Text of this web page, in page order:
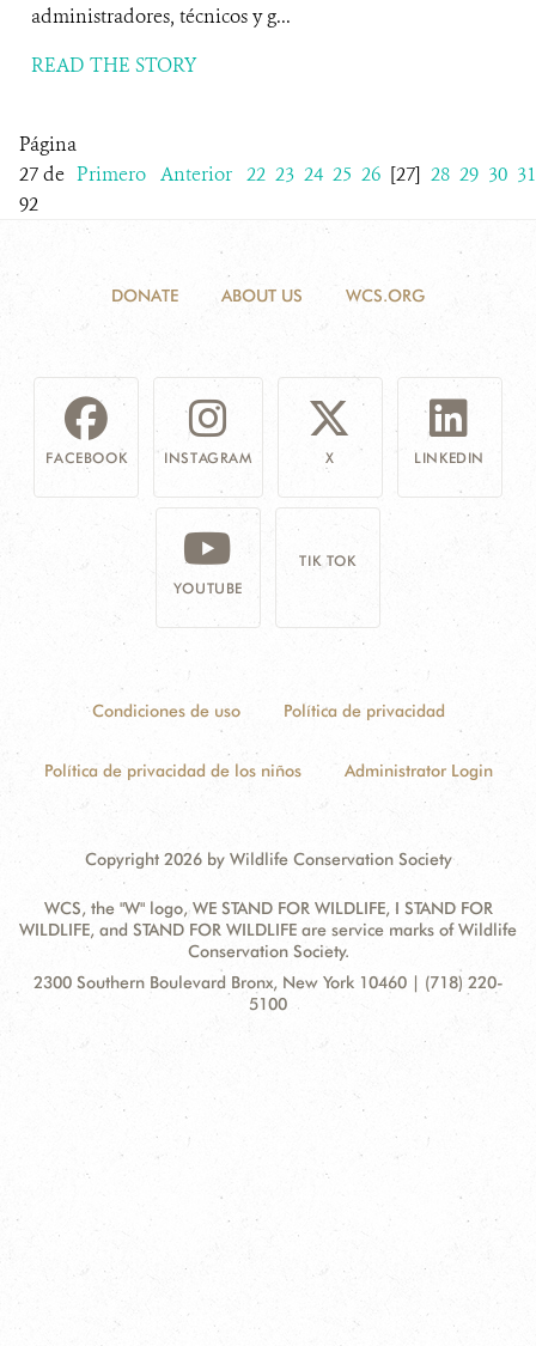
administradores, técnicos y g...
READ THE STORY
Página
27 de
92
Primero Anterior 22 23 24 25 26 [27] 28 29 30 31
DONATE ABOUT US WCS.ORG
FACEBOOK INSTAGRAM X LINKEDIN
YOUTUBE
TIK TOK
Condiciones de uso Política de privacidad
Política de privacidad de los niños Administrator Login
Copyright 2026 by Wildlife Conservation Society
WCS, the "W" logo, WE STAND FOR WILDLIFE, I STAND FOR
WILDLIFE, and STAND FOR WILDLIFE are service marks of Wildlife
Conservation Society.
Contact
Address:
2300 Southern Boulevard Bronx, New York 10460 | (718) 220-
5100